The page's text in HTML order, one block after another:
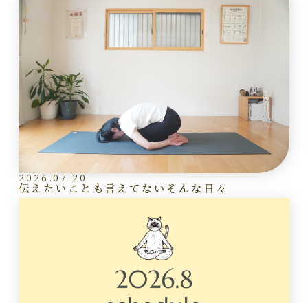
2026.07.20
伝えたいことも言えてないそんな日々